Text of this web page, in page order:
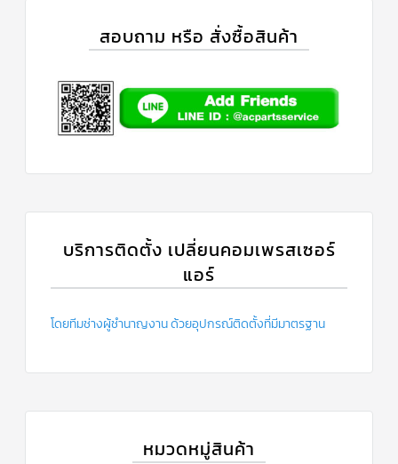
สอบถาม หรือ สั่งซื้อสินค้า
บริการติดตั้ง เปลี่ยนคอมเพรสเซอร์
แอร์
โดยทีมช่างผู้ชำนาญงาน ด้วยอุปกรณ์ติดตั้งที่มีมาตรฐาน
หมวดหมู่สินค้า